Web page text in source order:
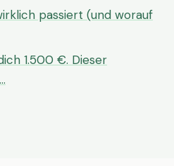
passiert (und worauf
1.500 €. Dieser